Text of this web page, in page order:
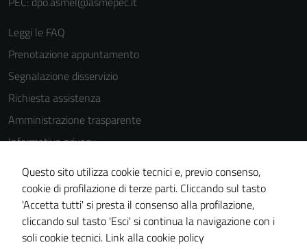
Leggi le FAQ
Prenotazione appuntamento
Segnalazione disservizio
Richiesta assistenza
Amministrazione trasparente
Informativa privacy
Note legali
Dichiarazione di accessibilità
Piano di miglioramento del sito
Questo sito utilizza cookie tecnici e, previo consenso,
cookie di profilazione di terze parti. Cliccando sul tasto
'Accetta tutti' si presta il consenso alla profilazione,
cliccando sul tasto 'Esci' si continua la navigazione con i
soli cookie tecnici. Link alla cookie policy